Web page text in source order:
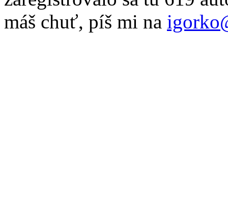
máš chuť, píš mi na